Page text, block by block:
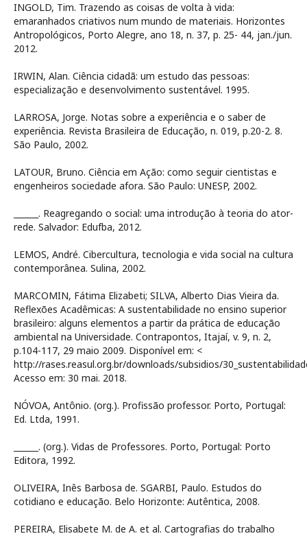
INGOLD, Tim. Trazendo as coisas de volta à vida:
emaranhados criativos num mundo de materiais. Horizontes
Antropológicos, Porto Alegre, ano 18, n. 37, p. 25- 44, jan./jun.
2012.
IRWIN, Alan. Ciência cidadã: um estudo das pessoas:
especialização e desenvolvimento sustentável. 1995.
LARROSA, Jorge. Notas sobre a experiência e o saber de
experiência. Revista Brasileira de Educação, n. 019, p.20-2. 8.
São Paulo, 2002.
LATOUR, Bruno. Ciência em Ação: como seguir cientistas e
engenheiros sociedade afora. São Paulo: UNESP, 2002.
______. Reagregando o social: uma introdução à teoria do ator-
rede. Salvador: Edufba, 2012.
LEMOS, André. Cibercultura, tecnologia e vida social na cultura
contemporânea. Sulina, 2002.
MARCOMIN, Fátima Elizabeti; SILVA, Alberto Dias Vieira da.
Reflexões Acadêmicas: A sustentabilidade no ensino superior
brasileiro: alguns elementos a partir da prática de educação
ambiental na Universidade. Contrapontos, Itajaí, v. 9, n. 2,
p.104-117, 29 maio 2009. Disponível em: <
http://rases.reasul.org.br/downloads/subsidios/
Acesso em: 30 mai. 2018.
NÓVOA, Antônio. (org.). Profissão professor. Porto, Portugal:
Ed. Ltda, 1991.
______. (org.). Vidas de Professores. Porto, Portugal: Porto
Editora, 1992.
OLIVEIRA, Inês Barbosa de. SGARBI, Paulo. Estudos do
cotidiano e educação. Belo Horizonte: Autêntica, 2008.
PEREIRA, Elisabete M. de A. et al. Cartografias do trabalho